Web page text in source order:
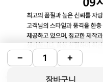
− +
장바구니